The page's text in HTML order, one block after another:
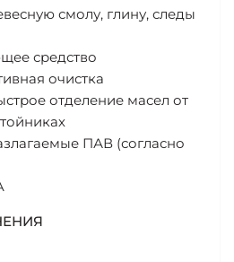
смолу, глину, следы
средство
очистка
отделение масел от
ПАВ (согласно